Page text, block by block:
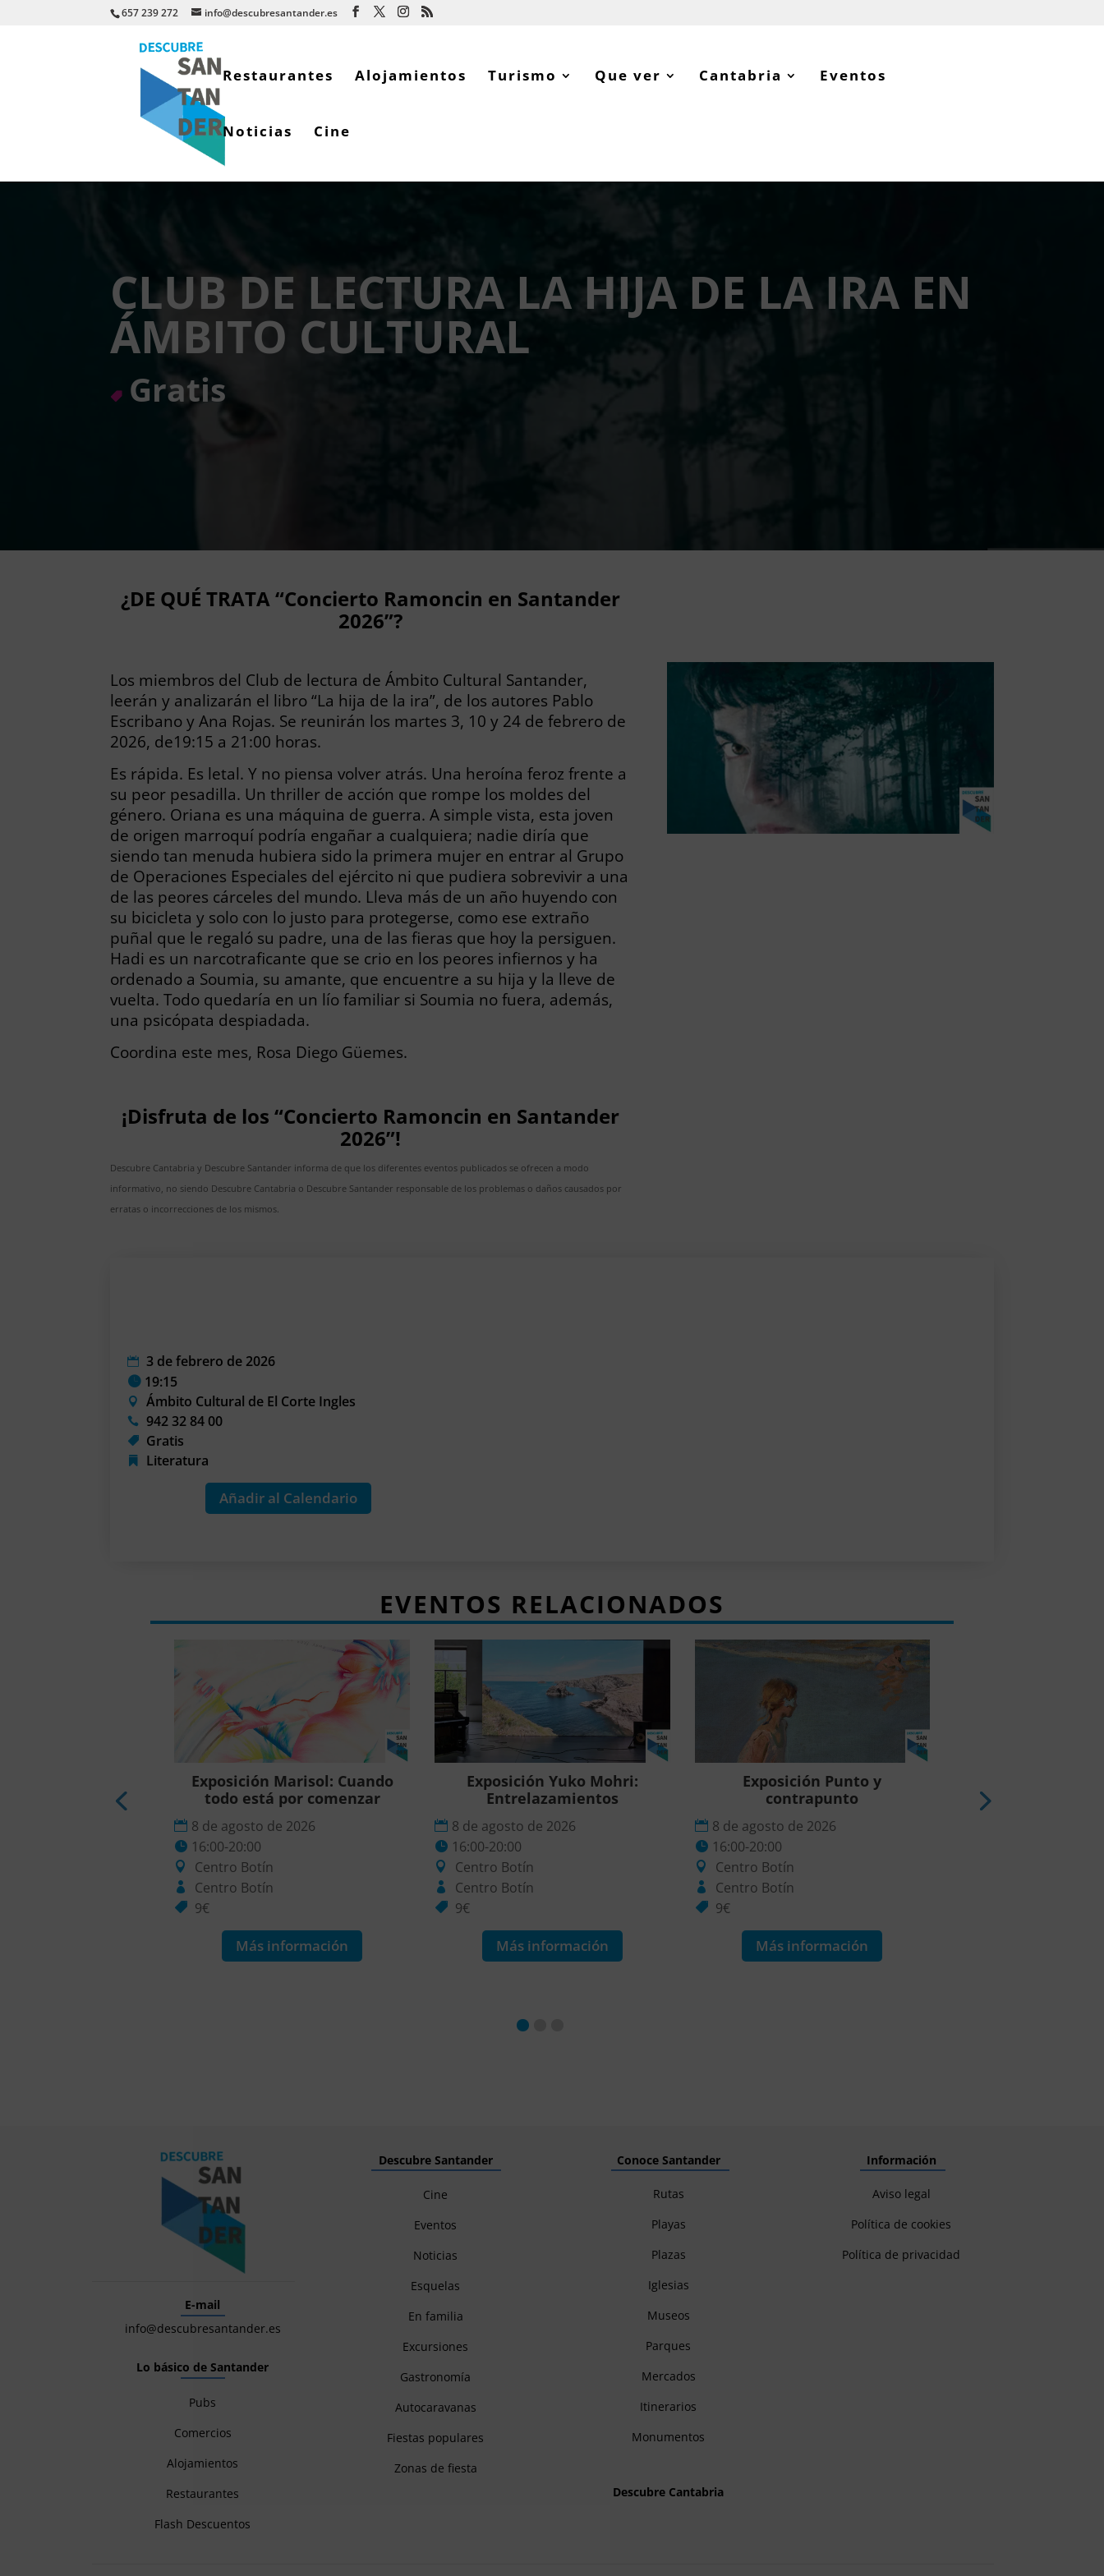
657 239 272 info@descubresantander.es
Restaurantes Alojamientos Turismo Que ver Cantabria Eventos
Noticias Cine
CLUB DE LECTURA LA HIJA DE LA IRA EN
ÁMBITO CULTURAL
Gratis
¿DE QUÉ TRATA “Concierto Ramoncin en Santander
2026”?
Los miembros del Club de lectura de Ámbito Cultural Santander,
leerán y analizarán el libro “La hija de la ira”, de los autores Pablo
Escribano y Ana Rojas. Se reunirán los martes 3, 10 y 24 de febrero de
2026, de19:15 a 21:00 horas.
Es rápida. Es letal. Y no piensa volver atrás. Una heroína feroz frente a
su peor pesadilla. Un thriller de acción que rompe los moldes del
género. Oriana es una máquina de guerra. A simple vista, esta joven
de origen marroquí podría engañar a cualquiera; nadie diría que
siendo tan menuda hubiera sido la primera mujer en entrar al Grupo
de Operaciones Especiales del ejército ni que pudiera sobrevivir a una
de las peores cárceles del mundo. Lleva más de un año huyendo con
su bicicleta y solo con lo justo para protegerse, como ese extraño
puñal que le regaló su padre, una de las fieras que hoy la persiguen.
Hadi es un narcotraficante que se crio en los peores infiernos y ha
ordenado a Soumia, su amante, que encuentre a su hija y la lleve de
vuelta. Todo quedaría en un lío familiar si Soumia no fuera, además,
una psicópata despiadada.
Coordina este mes, Rosa Diego Güemes.
¡Disfruta de los “Concierto Ramoncin en Santander
2026”!
Descubre Cantabria y Descubre Santander informa de que los diferentes eventos publicados se ofrecen a modo
informativo, no siendo Descubre Cantabria o Descubre Santander responsable de los problemas o daños causados por
erratas o incorrecciones de los mismos.
3 de febrero de 2026
19:15
Ámbito Cultural de El Corte Ingles
942 32 84 00
Gratis
Literatura
Añadir al Calendario
EVENTOS RELACIONADOS
Exposición Marisol: Cuando
todo está por comenzar
8 de agosto de 2026
16:00-20:00
Centro Botín
Centro Botín
9€
Más información
Exposición Yuko Mohri:
Entrelazamientos
8 de agosto de 2026
16:00-20:00
Centro Botín
Centro Botín
9€
Más información
Exposición Punto y
contrapunto
8 de agosto de 2026
16:00-20:00
Centro Botín
Centro Botín
9€
Más información
todo está por
E-mail
info@descubresantander.es
Lo básico de Santander
Pubs
Comercios
Alojamientos
Restaurantes
Flash Descuentos
Descubre Santander
Cine
Eventos
Noticias
Esquelas
En familia
Excursiones
Gastronomía
Autocaravanas
Fiestas populares
Zonas de fiesta
Conoce Santander
Rutas
Playas
Plazas
Iglesias
Museos
Parques
Mercados
Itinerarios
Monumentos
Descubre Cantabria
Información
Aviso legal
Política de cookies
Política de privacidad